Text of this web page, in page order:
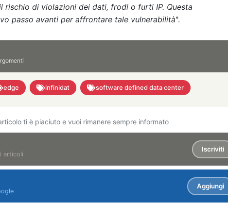
rischio di violazioni dei dati, frodi o furti IP. Questa
passo avanti per affrontare tale vulnerabilità".
edge infinidat software defined data center
ti è piaciuto e vuoi rimanere sempre informato
articoli
Iscriviti
Aggiungi